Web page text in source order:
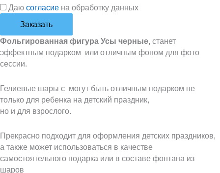
Даю согласие на обработку данных
Заказать
Фольгированная фигура Усы черные, станет
эффектным подарком или отличным фоном для фото
сессии.
Гелиевые шары с могут быть отличным подарком не
только для ребенка на детский праздник,
но и для взрослого.
Прекрасно подходит для оформления детских праздников,
а также может использоваться в качестве
самостоятельного подарка или в составе фонтана из
шаров